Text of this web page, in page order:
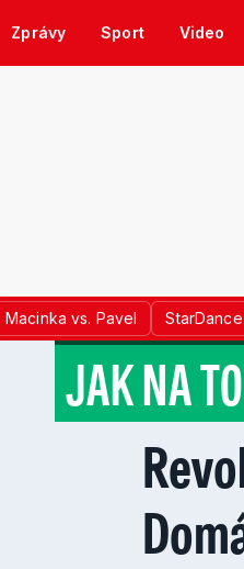
Zprávy Sport Video
Macinka vs. Pavel StarDance
JAK NA TO